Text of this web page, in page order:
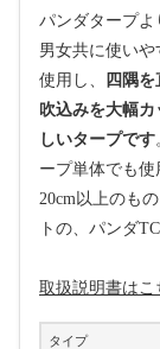
パンダタープよ
男女共に使い
使用し、
四隅
吹込みを大幅
しいタープです
ープ単体でも使
20cm以上のも
トの、パンダ
取扱説明書はこ
タイプ